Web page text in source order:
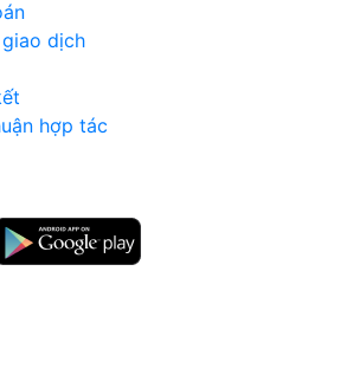
dịch
hợp tác